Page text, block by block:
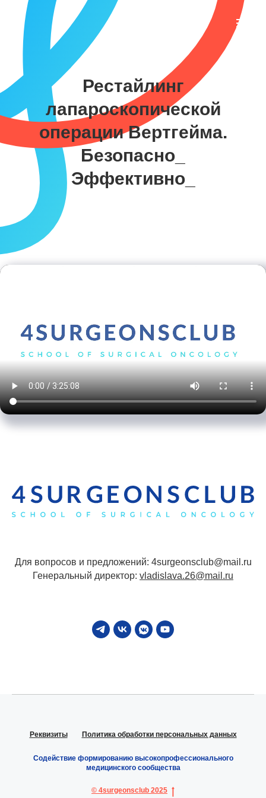
Рестайлинг
лапароскопической
операции Вертгейма.
Безопасно_
Эффективно_
Для вопросов и предложений: 4surgeonsclub@mail.ru
Генеральный директор: vladislava.26@mail.ru
Реквизиты Политика обработки персональных данных
Содействие формированию высокопрофессионального
медицинского сообщества
© 4surgeonsclub 2025